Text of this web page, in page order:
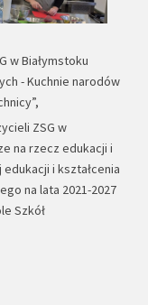
w Białymstoku
- Kuchnie narodów
ZSG w
na rzecz edukacji i
edukacji i kształcenia
na lata 2021-2027
Szkół